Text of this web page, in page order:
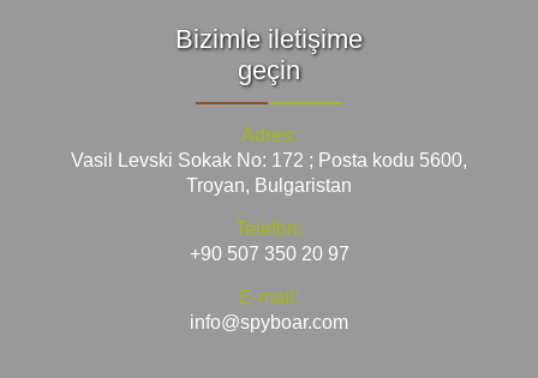
Bizimle iletişime
geçin
Adres:
Vasil Levski Sokak No: 172 ; Posta kodu 5600,
Troyan, Bulgaristan
Telefon:
+90 507 350 20 97
E-mail:
info@spyboar.com